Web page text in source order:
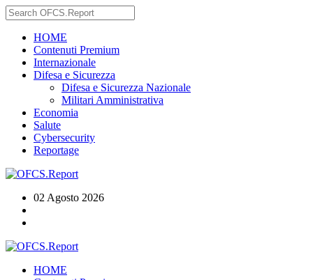
HOME
Contenuti Premium
Internazionale
Difesa e Sicurezza
Difesa e Sicurezza Nazionale
Militari Amministrativa
Economia
Salute
Cybersecurity
Reportage
02 Agosto 2026
HOME